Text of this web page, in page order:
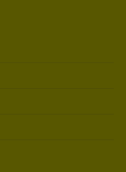
nascetur
ultricies nec.